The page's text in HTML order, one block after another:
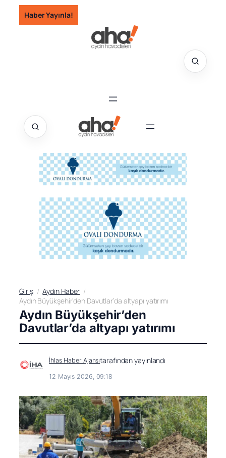
İçeriğe
geç
Haber Yayınla!
Giriş
Aydın Haber
Aydın Büyükşehir’den Davutlar’da altyapı yatırımı
Aydın Büyükşehir’den
Davutlar’da altyapı yatırımı
İhlas Haber Ajansıtarafından yayınlandı
12 Mayıs 2026, 09:18